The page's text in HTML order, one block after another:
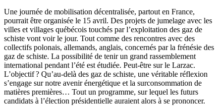
Une journée de mobilisation décentralisée, partout en France,
pourrait être organisée le 15 avril. Des projets de jumelage avec les
villes et villages québécois touchés par l’exploitation des gaz de
schiste vont voir le jour. Tout comme des rencontres avec des
collectifs polonais, allemands, anglais, concernés par la frénésie des
gaz de schiste. La possibilité de tenir un grand rassemblement
international pendant l’été est étudiée. Peut-être sur le Larzac.
L’objectif ? Qu’au-delà des gaz de schiste, une véritable réflexion
s’engage sur notre avenir énergétique et la surconsommation de
matières premières… Tout un programme, sur lequel les futurs
candidats à l’élection présidentielle auraient alors à se prononcer.